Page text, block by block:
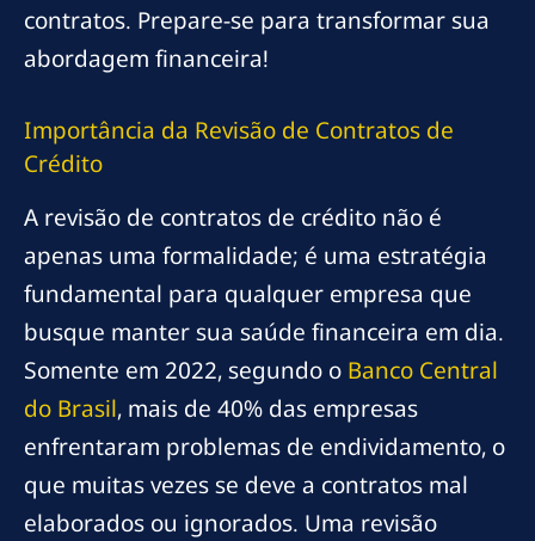
contratos. Prepare-se para transformar sua
abordagem financeira!
Importância da Revisão de Contratos de
Crédito
A revisão de contratos de crédito não é
apenas uma formalidade; é uma estratégia
fundamental para qualquer empresa que
busque manter sua saúde financeira em dia.
Somente em 2022, segundo o Banco Central
do Brasil, mais de 40% das empresas
enfrentaram problemas de endividamento, o
que muitas vezes se deve a contratos mal
elaborados ou ignorados. Uma revisão